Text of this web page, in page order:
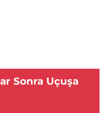
Sonra Uçuşa